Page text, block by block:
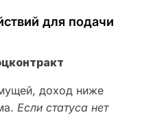
для подачи
доход ниже
Если статуса нет